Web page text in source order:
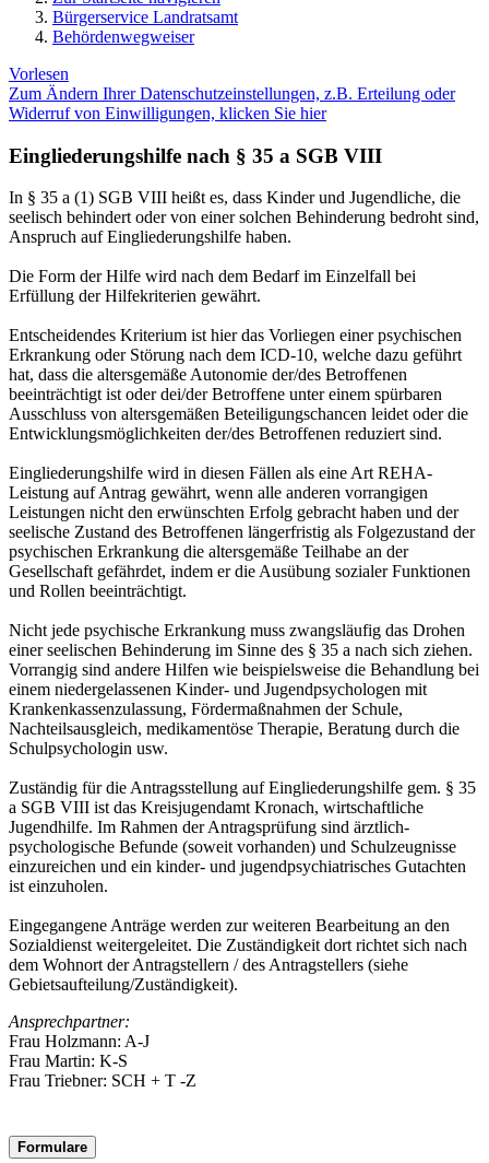
Bürgerservice Landratsamt
Behördenwegweiser
Vorlesen
Zum Ändern Ihrer Datenschutzeinstellungen, z.B. Erteilung oder
Widerruf von Einwilligungen, klicken Sie hier
Eingliederungshilfe nach § 35 a SGB VIII
In § 35 a (1) SGB VIII heißt es, dass Kinder und Jugendliche, die
seelisch behindert oder von einer solchen Behinderung bedroht sind,
Anspruch auf Eingliederungshilfe haben.
Die Form der Hilfe wird nach dem Bedarf im Einzelfall bei
Erfüllung der Hilfekriterien gewährt.
Entscheidendes Kriterium ist hier das Vorliegen einer psychischen
Erkrankung oder Störung nach dem ICD-10, welche dazu geführt
hat, dass die altersgemäße Autonomie der/des Betroffenen
beeinträchtigt ist oder dei/der Betroffene unter einem spürbaren
Ausschluss von altersgemäßen Beteiligungschancen leidet oder die
Entwicklungsmöglichkeiten der/des Betroffenen reduziert sind.
Eingliederungshilfe wird in diesen Fällen als eine Art REHA-
Leistung auf Antrag gewährt, wenn alle anderen vorrangigen
Leistungen nicht den erwünschten Erfolg gebracht haben und der
seelische Zustand des Betroffenen längerfristig als Folgezustand der
psychischen Erkrankung die altersgemäße Teilhabe an der
Gesellschaft gefährdet, indem er die Ausübung sozialer Funktionen
und Rollen beeinträchtigt.
Nicht jede psychische Erkrankung muss zwangsläufig das Drohen
einer seelischen Behinderung im Sinne des § 35 a nach sich ziehen.
Vorrangig sind andere Hilfen wie beispielsweise die Behandlung bei
einem niedergelassenen Kinder- und Jugendpsychologen mit
Krankenkassenzulassung, Fördermaßnahmen der Schule,
Nachteilsausgleich, medikamentöse Therapie, Beratung durch die
Schulpsychologin usw.
Zuständig für die Antragsstellung auf Eingliederungshilfe gem. § 35
a SGB VIII ist das Kreisjugendamt Kronach, wirtschaftliche
Jugendhilfe. Im Rahmen der Antragsprüfung sind ärztlich-
psychologische Befunde (soweit vorhanden) und Schulzeugnisse
einzureichen und ein kinder- und jugendpsychiatrisches Gutachten
ist einzuholen.
Eingegangene Anträge werden zur weiteren Bearbeitung an den
Sozialdienst weitergeleitet. Die Zuständigkeit dort richtet sich nach
dem Wohnort der Antragstellern / des Antragstellers (siehe
Gebietsaufteilung/Zuständigkeit).
Ansprechpartner:
Frau Holzmann: A-J
Frau Martin: K-S
Frau Triebner: SCH + T -Z
Formulare